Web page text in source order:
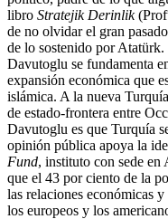
libro Stratejik Derinlik
de no olvidar el gran
de lo sostenido por
Davutoglu se fundamenta
expansión económica que
islámica. A la nueva
de estado-frontera entre
Davutoglu es que Turquía
opinión pública apoya la
Fund, instituto con sede en
que el 43 por ciento de la
las relaciones económicas
los europeos y los